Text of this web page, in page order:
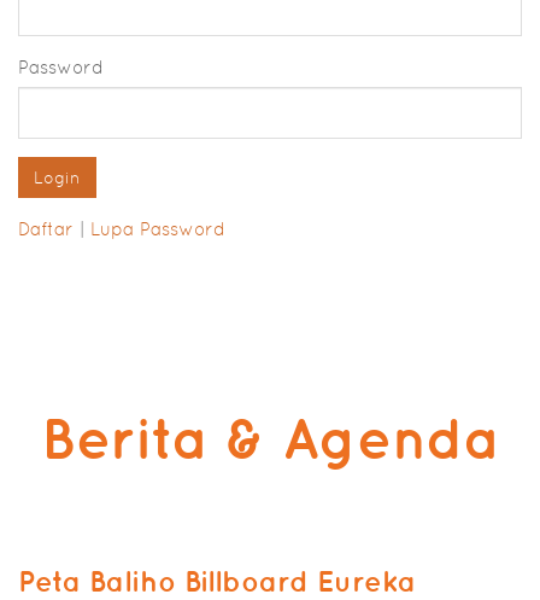
Password
Daftar Lupa Password
Berita & Agenda
Peta Baliho Billboard Eureka